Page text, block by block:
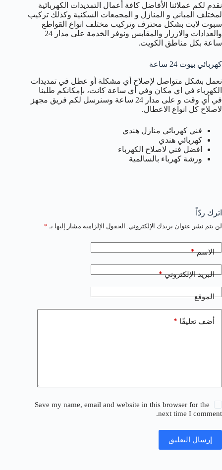
نقدم لكم عملائنا الأفاضل كافة أعمال التمديدات الكهربائية
لمختلف المباني و المنازل و المجمعات السكنية وكذلك تركيب
سبوت لايت بشكل محترف وتركيب مختلف انواع القواطع
والعدادات والازرار والمقابس ونوفر الخدمة على مدار 24
ساعة بكل مناطق الكويت.
كهربائي بيوت 24 ساعة
نعمل بشكل متواصل لإصلاح أي مشكلة أو عطل في تمديدات
الكهرباء في اي مكان وفي أي ساعة كانت، بإمكانكم طلبنا
في أي وقت و على مدار 24 ساعة وسنرسل لكم فريق مجهز
لاصلاح كل انواع الاعطال.
فني كهربائي منازل هندي
كهربائي هندي
افضل فني لاصلاح الكهرباء
ورشة كهرباء بالسالمية
اترك ردّاً
لن يتم نشر عنوان بريدك الإلكتروني. الحقول الإلزامية مشار إليها بـ *
الاسم*
البريد الإلكتروني*
الموقع
أضف تعليقًا *
Save my name, email and website in this browser for the
next time I comment.
إرسال التعليق